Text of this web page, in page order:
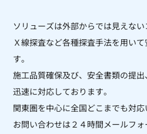
ソリューズは外部からでは見えな
Ｘ線探査など各種探査手法を用い
す。
施工品質確保及び、安全書類の提
迅速に対応しております。
関東圏を中心に全国どこまでも対応
お問い合わせは２４時間メールフ